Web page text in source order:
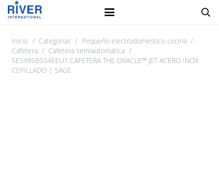
Inicio / Categorias / Pequeño electrodomestico cocina /
Cafetera / Cafetera semiautomatica /
SES985BSS4EEU1 CAFETERA THE ORACLE™ JET ACERO INOX
CEPILLADO | SAGE